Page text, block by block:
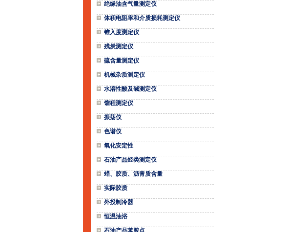
绝缘油含气量测定仪
体积电阻率和介质损耗测定仪
锥入度测定仪
残炭测定仪
硫含量测定仪
机械杂质测定仪
水溶性酸及碱测定仪
馏程测定仪
振荡仪
色谱仪
氧化安定性
石油产品烃类测定仪
蜡、胶质、沥青质含量
实际胶质
外投制冷器
恒温油浴
石油产品苯胺点